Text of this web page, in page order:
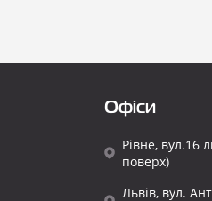
Офіси
Рівне, вул.16
поверх)
Львів, вул.